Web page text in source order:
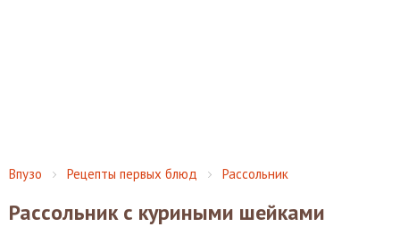
Впузо Рецепты первых блюд Рассольник
Рассольник с куриными шейками